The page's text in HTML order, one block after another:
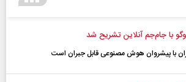
با جام‌جم آنلاین تشریح شد
با پیشرو‌ان هوش مصنوعی قابل جبران است